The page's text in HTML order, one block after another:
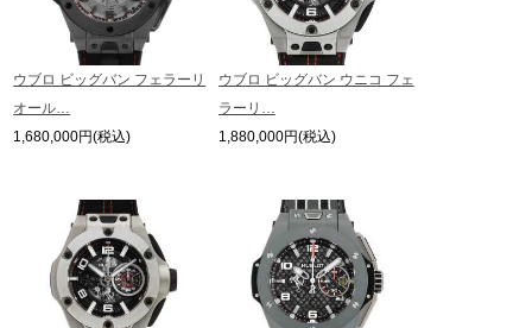
For Overseas Customers
ภาษาไทย
ウブロ ビッグバン フェラーリ
オール…
1,680,000円(税込)
ウブロ ビッグバン ウニコ フェ
ラーリ…
1,880,000円(税込)
※アンティーク品やユーズド品の場合、外装および内部機械に代替部品を使用
している場合がございます。
※表示の定価は、入荷時の価格となっております。
現在の定価と異なる場合がございますのでご了承くださいませ。